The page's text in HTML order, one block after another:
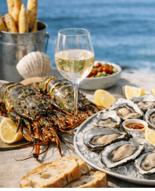
al
contenido